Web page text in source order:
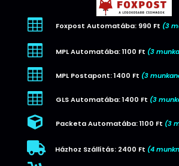
 Foxpost Automatába: 990 Ft (3
 MPL Automatába: 1100 Ft (3
 MPL Postapont: 1400 Ft (3
 GLS Automatába: 1400 Ft (3
 Packeta Automatába: 1100 Ft (3
 Házhoz Szállítás: 2400 Ft (4